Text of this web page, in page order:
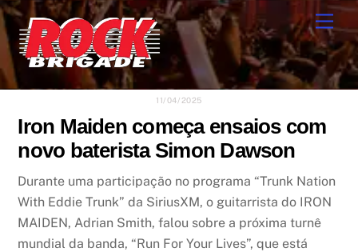
Skip
to
content
11/04/2025
Iron Maiden começa ensaios com
novo baterista Simon Dawson
Durante uma participação no programa “Trunk Nation
With Eddie Trunk” da SiriusXM, o guitarrista do IRON
MAIDEN, Adrian Smith, falou sobre a próxima turnê
mundial da banda, “Run For Your Lives”, que está